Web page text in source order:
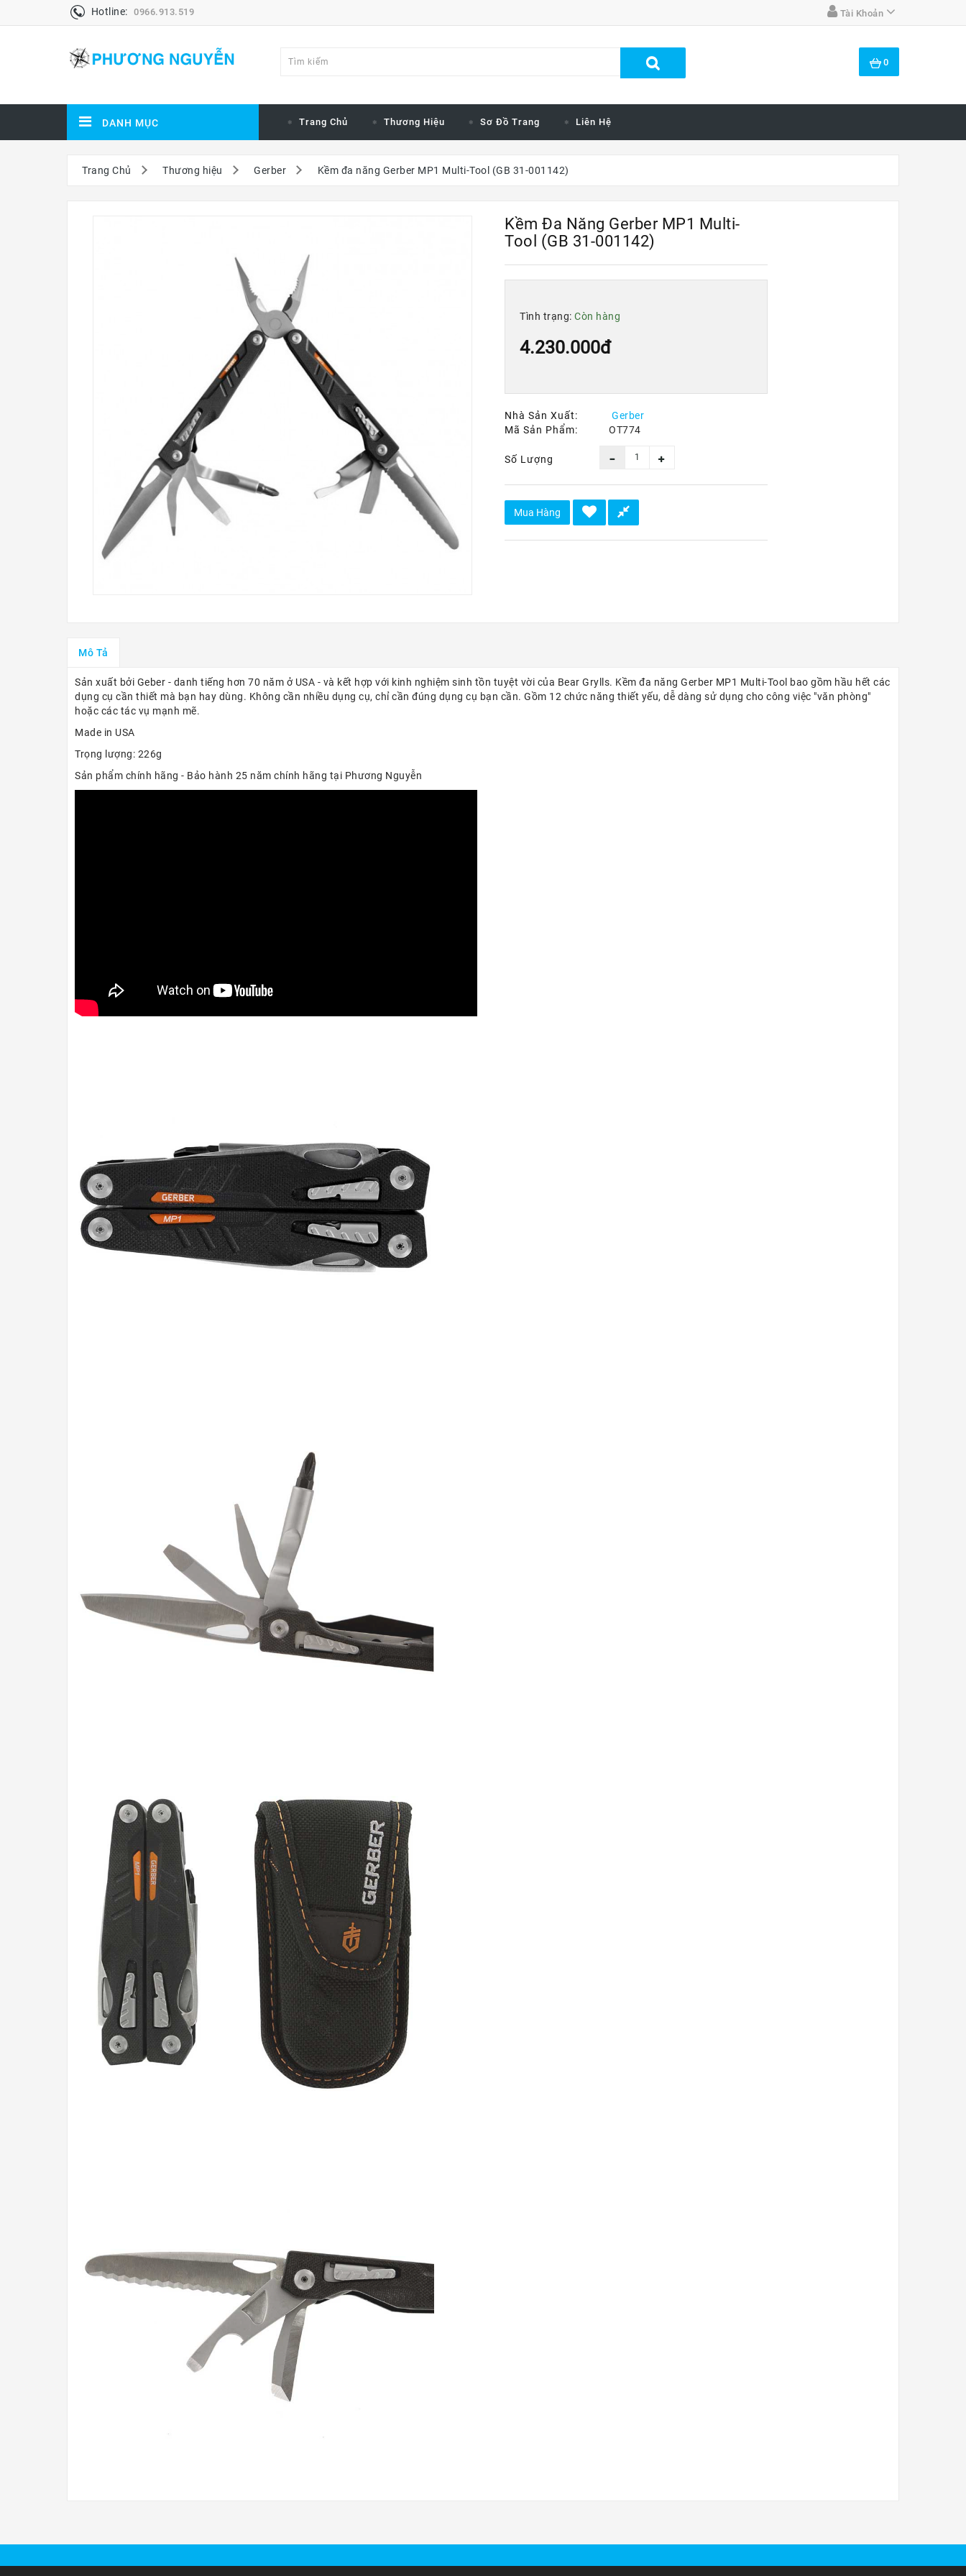
Hotline: 0966.913.519 Tài Khoản
0
DANH MỤC Trang Chủ Thương Hiệu Sơ Đồ Trang Liên Hệ
Trang Chủ Thương hiệu Gerber Kềm đa năng Gerber MP1 Multi-Tool (GB 31-001142)
Kềm Đa Năng Gerber MP1 Multi-
Tool (GB 31-001142)
Tình trạng: Còn hàng
4.230.000đ
Nhà Sản Xuất:
Gerber
Mã Sản Phẩm:
OT774
Số Lượng
Mua Hàng
Mô Tả
Sản xuất bởi Geber - danh tiếng hơn 70 năm ở USA - và kết hợp với kinh nghiệm sinh tồn tuyệt vời của Bear Grylls. Kềm đa năng Gerber MP1 Multi-Tool bao gồm hầu hết các
dụng cụ cần thiết mà bạn hay dùng. Không cần nhiều dụng cụ, chỉ cần đúng dụng cụ bạn cần. Gồm 12 chức năng thiết yếu, dễ dàng sử dụng cho công việc "văn phòng"
hoặc các tác vụ mạnh mẽ.
Made in USA
Trọng lượng: 226g
Sản phẩm chính hãng - Bảo hành 25 năm chính hãng tại Phương Nguyễn